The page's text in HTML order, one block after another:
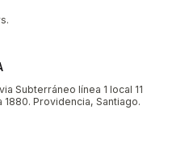
Subterráneo línea 1 local 11
Providencia, Santiago.